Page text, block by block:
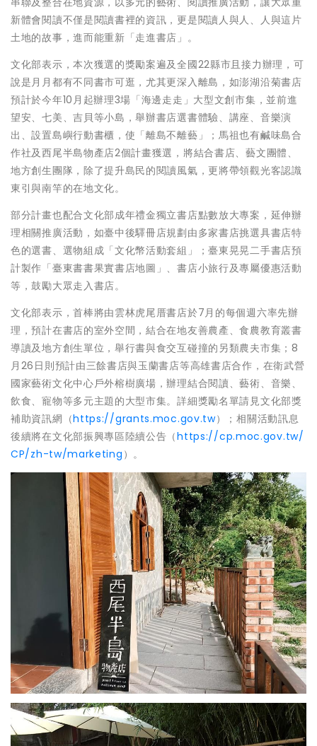
新體會閱讀不僅是閱讀書裡的資訊，更是閱讀人與人、人與這片
土地的故事，進而能重新「走進書店」。
文化部表示，本次獲選的獎勵案遍及全國22縣市且接力辦理，可
說是月月都有不同書市可逛，尤其更深入離島，如澎湖沿菊書店
預計於今年10月起辦理3場「海邊走走」大型文創市集，並前進
望安、七美、吉貝等小島，舉辦書店選書體驗、講座、音樂演
出、設置島嶼行動書櫃，使「離島不離藝」；馬祖也有鹹味島合
作社及西尾半島物產店2個計畫獲選，將結合書店、藝文團體、
地方創生團隊，除了提升島民的閱讀風氣，更將帶領觀光客認識
東引與南竿的在地文化。
部分計畫也配合文化部成年禮金獨立書店點數放大專案，延伸辦
理相關推廣活動，如臺中後驛冊店規劃由多家書店挑選具書店特
色的選書、選物組成「文化幣活動套組」；臺東晃晃二手書店預
計製作「臺東書書果實書店地圖」、書店小旅行及專屬優惠活動
等，鼓勵大眾走入書店。
文化部表示，首棒將由雲林虎尾厝書店於7月的每個週六率先辦
理，預計在書店的室外空間，結合在地友善農產、食農教育叢書
導讀及地方創生單位，舉行書與食交互碰撞的另類農夫市集；8
月26日則預計由三餘書店與玉蘭書店等高雄書店合作，在衛武營
國家藝術文化中心戶外榕樹廣場，辦理結合閱讀、藝術、音樂、
飲食、寵物等多元主題的大型市集。詳細獎勵名單請見文化部獎
補助資訊網（https://grants.moc.gov.tw）；相關活動訊息
後續將在文化部振興專區陸續公告（https://cp.moc.gov.tw/
CP/zh-tw/marketing ）。